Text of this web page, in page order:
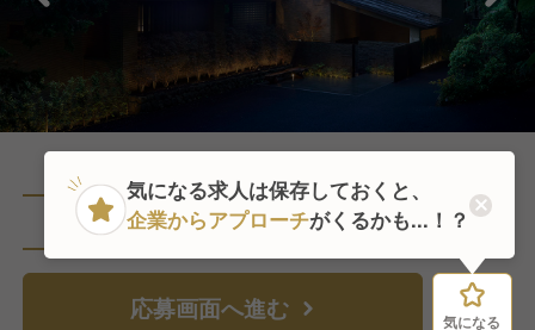
直近1人がこの求人を検討中
応募画面へ進む 気になる
気になる
気になる求人は保存しておくと、
企業からアプローチがくるかも...！？